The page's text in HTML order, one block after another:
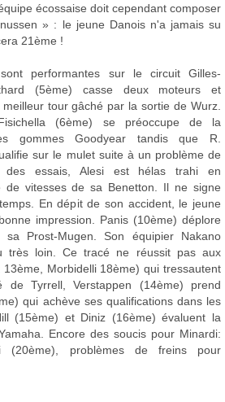
écossaise doit cependant composer
» : le jeune Danois n'a jamais su
21ème !
performantes sur le circuit Gilles-
(5ème) casse deux moteurs et
tour gâché par la sortie de Wurz.
(6ème) se préoccupe de la
gommes Goodyear tandis que R.
sur le mulet suite à un problème de
des essais, Alesi est hélas trahi en
de vitesses de sa Benetton. Il ne signe
En dépit de son accident, le jeune
impression. Panis (10ème) déplore
Prost-Mugen. Son équipier Nakano
très loin. Ce tracé ne réussit pas aux
Morbidelli 18ème) qui tressautent
Tyrrell, Verstappen (14ème) prend
qui achève ses qualifications dans les
(15ème) et Diniz (16ème) évaluent la
Encore des soucis pour Minardi:
(20ème), problèmes de freins pour